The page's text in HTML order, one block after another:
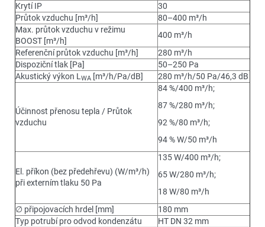
Krytí IP
30
Průtok vzduchu [m³/h]
80–400 m³/h
Max. průtok vzduchu v režimu
BOOST [m³/h]
400 m³/h
Referenční průtok vzduchu [m³/h]
280 m³/h
Dispoziční tlak [Pa]
50–250 Pa
Akustický výkon L WA [m³/h/Pa/dB] 280 m³/h/50 Pa/46,3 dB
Účinnost přenosu tepla / Průtok
vzduchu
84 %/400 m³/h;
87 %/280 m³/h;
92 %/80 m³/h;
94 % W/50 m³/h
El. příkon (bez předehřevu) (W/m³/h)
při externím tlaku 50 Pa
135 W/400 m³/h;
65 W/280 m³/h;
18 W/80 m³/h
∅ připojovacích hrdel [mm]
180 mm
Typ potrubí pro odvod kondenzátu
HT DN 32 mm